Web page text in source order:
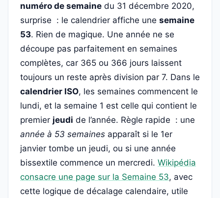
numéro de semaine du 31 décembre 2020,
surprise : le calendrier affiche une semaine
53. Rien de magique. Une année ne se
découpe pas parfaitement en semaines
complètes, car 365 ou 366 jours laissent
toujours un reste après division par 7. Dans le
calendrier ISO, les semaines commencent le
lundi, et la semaine 1 est celle qui contient le
premier jeudi de l’année. Règle rapide : une
année à 53 semaines apparaît si le 1er
janvier tombe un jeudi, ou si une année
bissextile commence un mercredi. Wikipédia
consacre une page sur la Semaine 53, avec
cette logique de décalage calendaire, utile